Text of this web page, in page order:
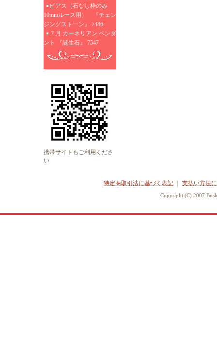
ピアス（石なし枠のみ
10mmルース用） 『チェン
ジングストーン』 7486
７月 カーネリアン ペンダ
ント 『誕生石』 7547
携帯サイトもご利用くださ
い
特定商取引法に基づく表記 支払い方法
Copyright (C) 2007